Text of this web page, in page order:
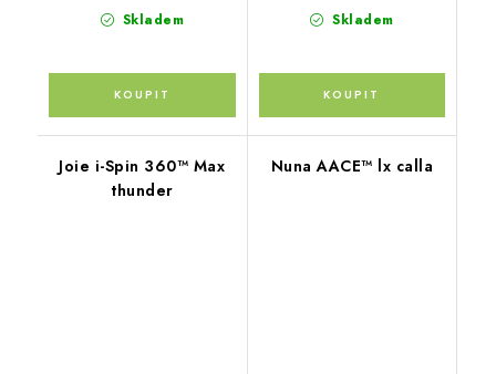
Skladem Skladem
Joie i-Spin 360™ Max
thunder
Nuna AACE™ lx calla